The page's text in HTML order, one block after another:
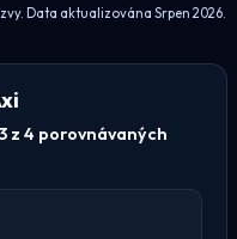
Data aktualizována Srpen 2026.
z 4 porovnávaných